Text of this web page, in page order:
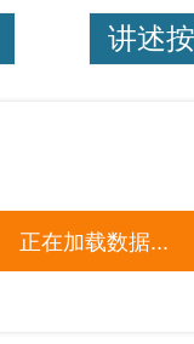
讲述
正在加载数据...